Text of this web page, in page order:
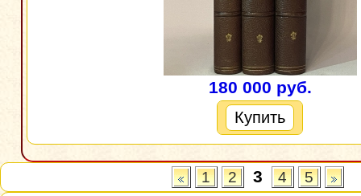
180 000 руб.
Купить
1 2 3 4 5